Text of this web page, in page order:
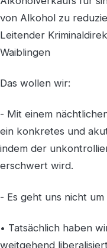
von Alkohol zu
Leitender
Waiblingen
Das wollen wir:
- Mit einem
ein konkretes und
indem der
erschwert wird.
- Es geht uns nicht
• Tatsächlich haben
weitgehend